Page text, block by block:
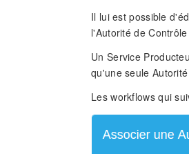
Il lui est possible
l'Autorité de
Un Service
qu'une seule
Les workflows qui